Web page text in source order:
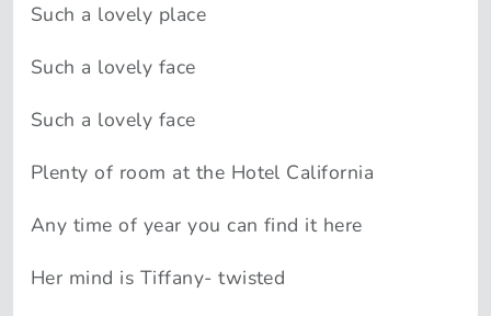
Such a lovely place
Such a lovely face
Such a lovely face
Plenty of room at the Hotel California
Any time of year you can find it here
Her mind is Tiffany- twisted